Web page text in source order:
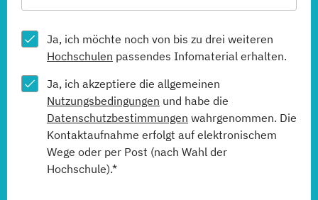
Ja, ich möchte noch von bis zu drei weiteren
Hochschulen passendes Infomaterial erhalten.
Ja, ich akzeptiere die allgemeinen
Nutzungsbedingungen und habe die
Datenschutzbestimmungen wahrgenommen. Die
Kontaktaufnahme erfolgt auf elektronischem
Wege oder per Post (nach Wahl der
Hochschule).*